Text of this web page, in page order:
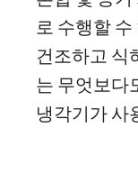
로 수행할
건조하고 식
는 무엇보다
냉각기가 사